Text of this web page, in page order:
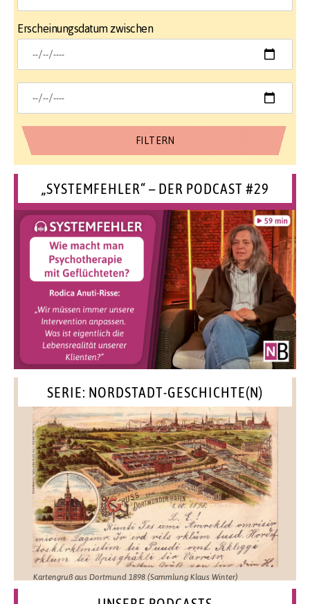
Erscheinungsdatum zwischen
„SYSTEMFEHLER“ – DER PODCAST #29
SERIE: NORDSTADT-GESCHICHTE(N)
Kartengruß aus Dortmund 1898 (Sammlung Klaus Winter)